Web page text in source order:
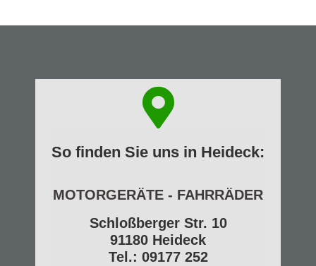
So finden Sie uns in Heideck:
MOTORGERÄTE - FAHRRÄDER
Schloßberger Str. 10
91180 Heideck
Tel.: 09177 252